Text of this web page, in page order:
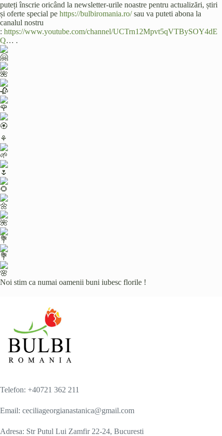
puteți înscrie oricând la newsletter-urile noastre pentru actualizări, știri
și oferte special pe https://bulbiromania.ro/sau va puteti abona la
canalul nostru
: https://www.youtube.com/channel/UCTrn12Mpvt5qVTBySOY4dE
Q… .
⚘
Noi stim ca numai oamenii buni iubesc florile !
Telefon: +40721 362 211
Email: ceciliageorgianastanica@gmail.com
Adresa: Str Putul Lui Zamfir 22-24, Bucuresti